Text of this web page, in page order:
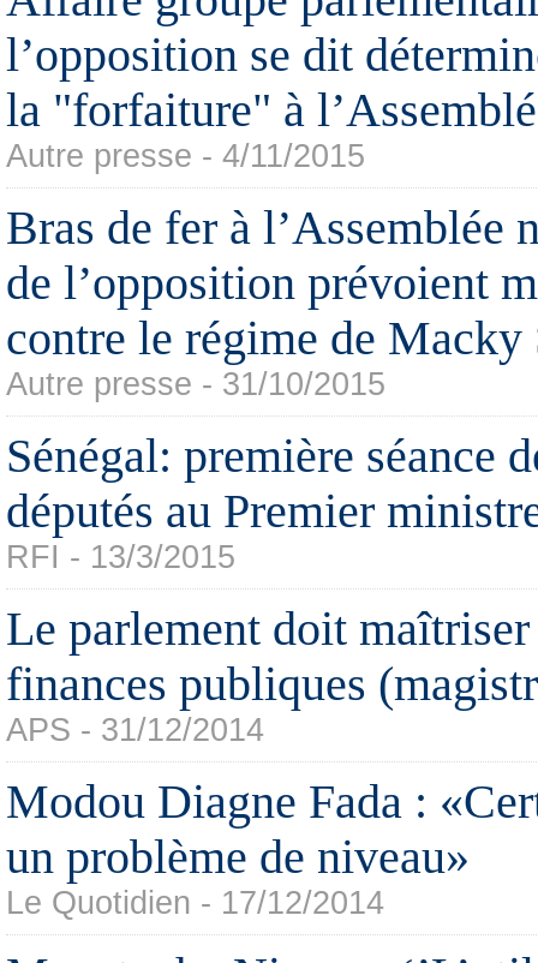
l’opposition se dit
la "forfaiture" à
Autre presse - 4/11/2015
Bras de fer à l’Assemblée
de l’opposition prévoient
contre le régime de Macky
Autre presse - 31/10/2015
Sénégal: première séance
députés au Premier
RFI - 13/3/2015
Le parlement doit
finances publiques
APS - 31/12/2014
Modou Diagne Fada :
un problème de niveau»
Le Quotidien - 17/12/2014